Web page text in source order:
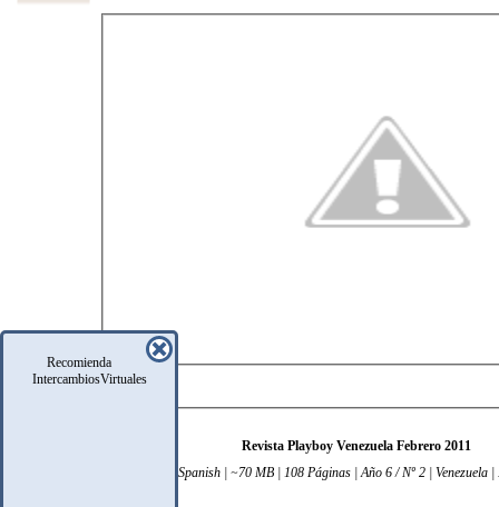
Recomienda
IntercambiosVirtuales
Revista Playboy Venezuela Febrero 2011
PDF | Spanish | ~70 MB | 108 Páginas | Año 6 / Nº 2 | Venezuela